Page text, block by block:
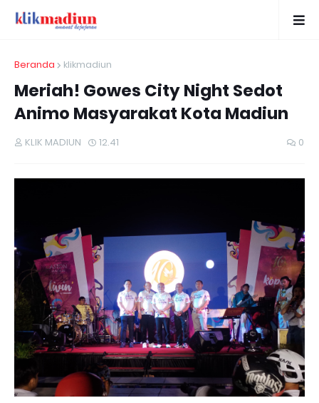
Beranda klikmadiun
Meriah! Gowes City Night Sedot
Animo Masyarakat Kota Madiun
KLIK MADIUN 12.41 0